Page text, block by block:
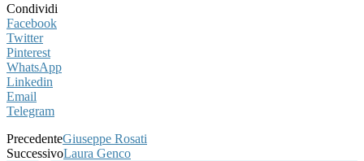
Condividi
Facebook
Twitter
Pinterest
WhatsApp
Linkedin
Email
Telegram
PrecedenteGiuseppe Rosati
SuccessivoLaura Genco